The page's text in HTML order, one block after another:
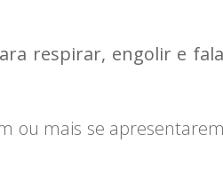
respirar, engolir e
ou mais se